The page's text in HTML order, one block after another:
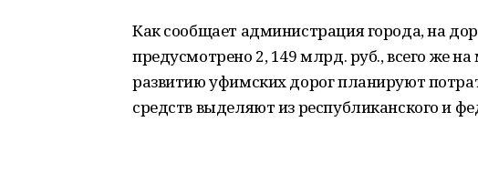
Как сообщает администрация города, на
предусмотрено 2, 149 млрд. руб., всего же
развитию уфимских дорог планируют
средств выделяют из республиканского и